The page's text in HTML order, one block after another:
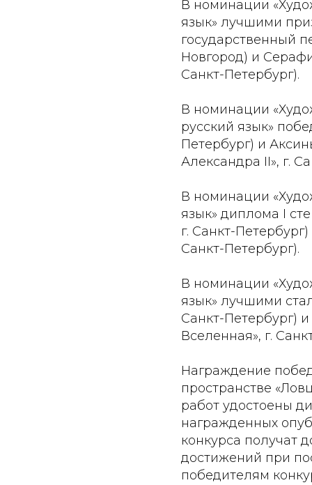
В номинации
язык» лучшими
государственный
Новгород) и
Санкт-Петербург).
В номинации
русский язык»
Петербург) и
Александра II», г.
В номинации
язык» диплома I
г. Санкт-
Санкт-Петербург).
В номинации
язык» лучшими
Санкт-Петербург)
Вселенная», г.
Награждение
пространстве
работ удостоены
награжденных
конкурса получат
достижений при
победителям